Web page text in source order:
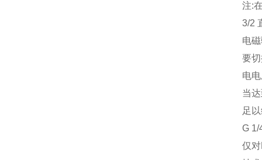
注:
3/2
电
要
电
当
足
G 1/
仅